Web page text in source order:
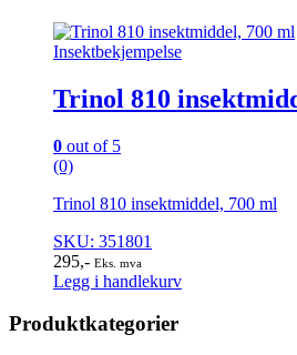
Insektbekjempelse
Trinol 810
0 out of 5
(0)
Trinol 810 insektmiddel, 700 ml
SKU: 351801
295,- Eks. mva
Legg i handlekurv
Produktkategorier